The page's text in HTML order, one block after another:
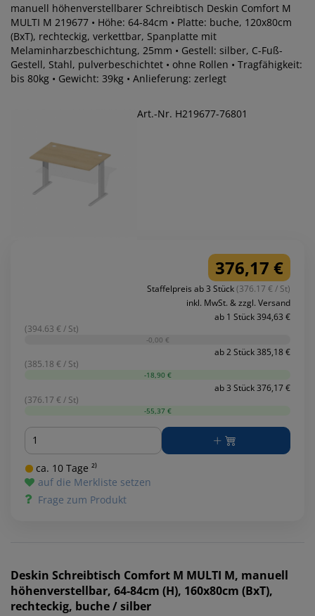
manuell höhenverstellbarer Schreibtisch Deskin Comfort M
MULTI M 219677 • Höhe: 64-84cm • Platte: buche, 120x80cm
(BxT), rechteckig, verkettbar, Spanplatte mit
Melaminharzbeschichtung, 25mm • Gestell: silber, C-Fuß-
Gestell, Stahl, pulverbeschichtet • ohne Rollen • Tragfähigkeit:
bis 80kg • Gewicht: 39kg • Anlieferung: zerlegt
Art.-Nr. H219677-76801
376,17 €
Staffelpreis ab 3 Stück(376.17 € / St)
inkl. MwSt. & zzgl. Versand
ab 1 Stück 394,63 €
(394.63 € / St)
-0,00 €
ab 2 Stück 385,18 €
(385.18 € / St)
-18,90 €
ab 3 Stück 376,17 €
(376.17 € / St)
-55,37 €
Menge
ca. 10 Tage ²⁾
auf die Merkliste setzen
Frage zum Produkt
Deskin Schreibtisch Comfort M MULTI M, manuell
höhenverstellbar, 64-84cm (H), 160x80cm (BxT),
rechteckig, buche / silber